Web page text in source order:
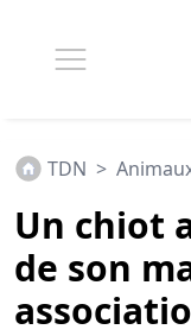
TDN >
Un chiot
de son